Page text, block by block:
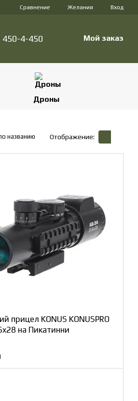
Сравнение Желания Вход
450-4-450 Мой заказ
Дроны
названию Отображение:
прицел KONUS KONUSPRO
на Пикатинни